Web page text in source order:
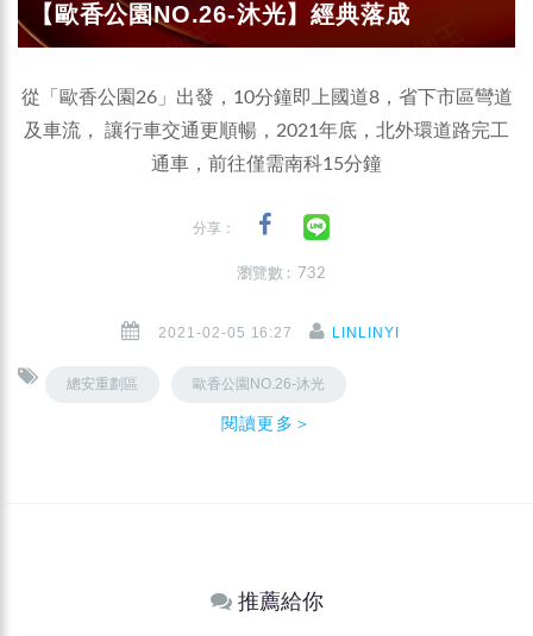
【歐香公園NO.26-沐光】經典落成
從「歐香公園26」出發，10分鐘即上國道8，省下市區彎道
及車流， 讓行車交通更順暢，2021年底，北外環道路完工
通車，前往僅需南科15分鐘
分享：
瀏覽數 : 732
2021-02-05 16:27 LINLINYI
總安重劃區 歐香公園NO.26-沐光
閱讀更多＞
推薦給你